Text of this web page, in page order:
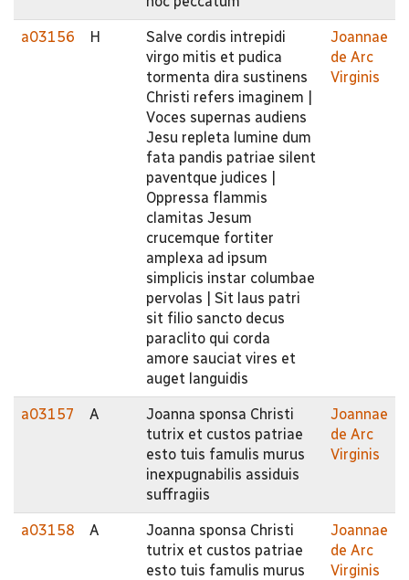
a03156 H
Salve cordis intrepidi
virgo mitis et pudica
tormenta dira sustinens
Christi refers imaginem |
Voces supernas audiens
Jesu repleta lumine dum
fata pandis patriae silent
paventque judices |
Oppressa flammis
clamitas Jesum
crucemque fortiter
amplexa ad ipsum
simplicis instar columbae
pervolas | Sit laus patri
sit filio sancto decus
paraclito qui corda
amore sauciat vires et
auget languidis
Joannae
de Arc
Virginis
a03157 A
Joanna sponsa Christi
tutrix et custos patriae
esto tuis famulis murus
inexpugnabilis assiduis
suffragiis
Joannae
de Arc
Virginis
a03158 A
Joanna sponsa Christi
tutrix et custos patriae
esto tuis famulis murus
Joannae
de Arc
Virginis